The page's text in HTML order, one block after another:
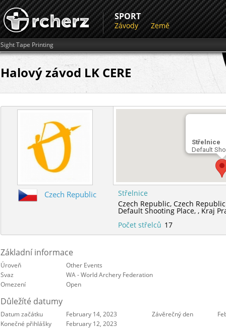
SPORT
Závody Země
Sight Tape Printing
Halový závod LK CERE
Střelnice
Default
Czech Republic
Střelnice
Czech Republic,Czech Republic
Default Shooting Place,, Kraj
Počet střelců 17
Základní informace
Úroveň
Other Events
Svaz
WA - World Archery Federation
Omezení
Open
Důležíté datumy
Datum začátku February 14, 2023 Závěrečný den
Konečné přihlášky
February 12, 2023